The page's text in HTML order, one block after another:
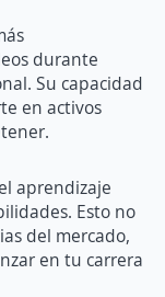
durante
Su capacidad
en activos
aprendizaje
Esto no
del mercado,
en tu carrera